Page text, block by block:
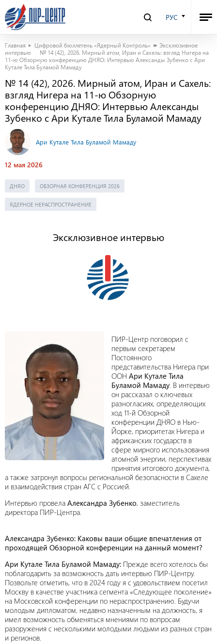
РУС
Главная Цифровой бюллетень «Ядерный Контроль»
Эксклюзивное
интервью
№ 14 (42), 2026. Мирный атом, Иран и Сахель: взгляд Нигера на
11-ю Обзорную конференцию ДНЯО: Интервью Александы Зубенко с Ари
Кутале Тила Буламой Мамаду
№ 14 (42), 2026. Мирный атом, Иран и Сахель:
взгляд Нигера на 11-ю Обзорную
конференцию ДНЯО: Интервью Александы
Зубенко с Ари Кутале Тила Буламой Мамаду
Ари Кутале Тила Буламой Мамаду
12 мая 2026
ДНЯО ОБЗОРНАЯ КОНФЕРЕНЦИЯ 2026
ЯДЕРНОЕ НЕРАСПРОСТРАНЕНИЕ
Эксклюзивное интервью
ПИР-Центр поговорил с
первым секретарем
Постоянного
представительства Нигера при
ООН Ари Кутале Тила
Буламой Мамаду. В интервью
он рассказал о ключевых
разногласиях, определяющих
ход 11-й Обзорной
конференции ДНЯО в Нью-
Йорке, приоритетах Нигера и
африканских государств в
сфере мирного использования
атомной энергии, перспективах
принятия итогового документа,
а также затронул вопросы региональной безопасности в Сахеле
и взаимодействия стран АГС с Россией.
Интервью провела Александра Зубенко, заместитель
директора ПИР-Центра.
Александра Зубенко: Каковы ваши общие впечатления от
проходящей Обзорной конференции на данный момент?
Ари Кутале Тила Буламой Мамаду: Прежде всего хотелось бы
поблагодарить за возможность дать интервью ПИР-Центру.
Позвольте отметить, что в 2024 году я с удовольствием посетил
Москву в качестве участника сегмента «Следующее поколение»
на Московской конференции по нераспространению. Будучи
молодым дипломатом, недавно назначенным на должность, я
имел возможность обменяться мнениями по вопросам
разоружения с несколькими молодыми людьми из разных стран
и регионов.